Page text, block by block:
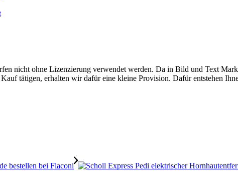
nicht ohne Lizenzierung verwendet werden. Da in Bild und Text
tätigen, erhalten wir dafür eine kleine Provision. Dafür entstehen